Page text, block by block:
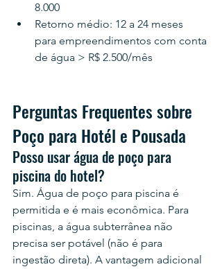
8.000
Retorno médio: 12 a 24 meses
para empreendimentos com conta
de água > R$ 2.500/mês
Perguntas Frequentes sobre
Poço para Hotél e Pousada
Posso usar água de poço para
piscina do hotel?
Sim. Água de poço para piscina é
permitida e é mais econômica. Para
piscinas, a água subterrânea não
precisa ser potável (não é para
ingestão direta). A vantagem adicional